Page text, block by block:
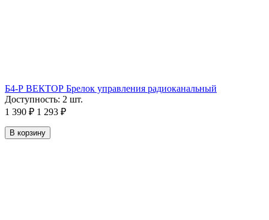
Б4-Р ВЕКТОР Брелок управления радиоканальный
Доступность: 2 шт.
1 390 ₽ 1 293 ₽
В корзину